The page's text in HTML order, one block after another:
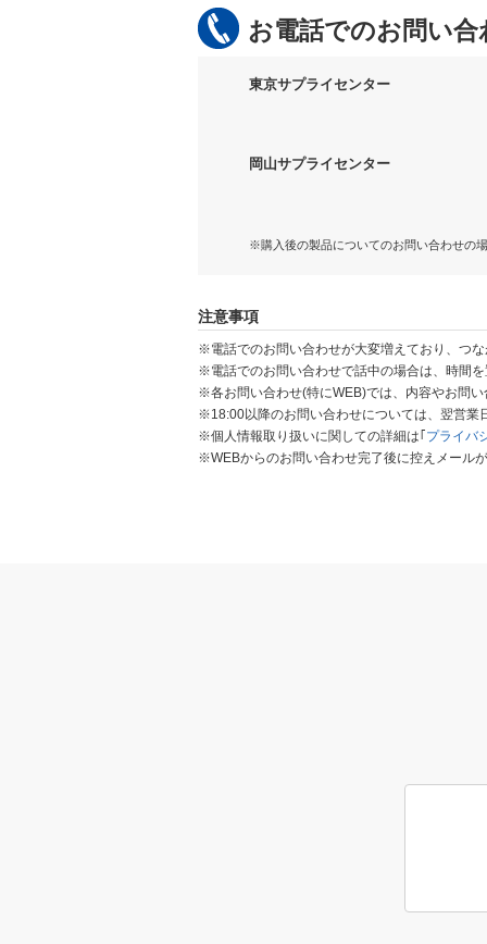
お電話でのお問い合
東京サプライセンター
岡山サプライセンター
※購入後の製品についてのお問い合わせの
注意事項
※電話でのお問い合わせが大変増えており、つ
※電話でのお問い合わせで話中の場合は、時間
※各お問い合わせ(特にWEB)では、内容やお問
※18:00以降のお問い合わせについては、翌営業
※個人情報取り扱いに関しての詳細は｢ プライバ
※WEBからのお問い合わせ完了後に控えメール